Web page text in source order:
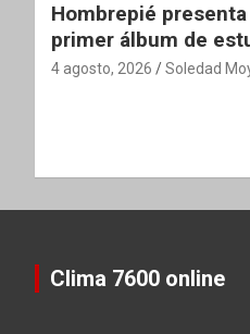
Hombrepié
primer álbum de
4 agosto, 2026 Soledad
Clima 7600 online